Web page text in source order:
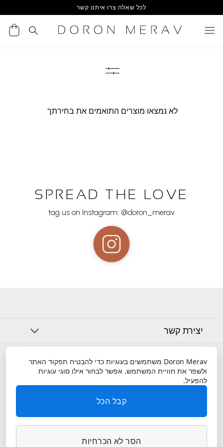
to
content
לכל שאלה צרו איתנו קשר
לא נמצאו מוצרים התואמים את בחירתך.
SPREAD THE LOVE
tag us on Instagram: @doron_merav
יצירת קשר
שירות לקוחות
Doron Merav משתמשים בעוגיות כדי להבטיח תפקוד האתר
ולשפר את חוויית המשתמש. אפשר לבחור אילו סוגי עוגיות
להפעיל.
קבל הכל
הסר לא הכרחיות